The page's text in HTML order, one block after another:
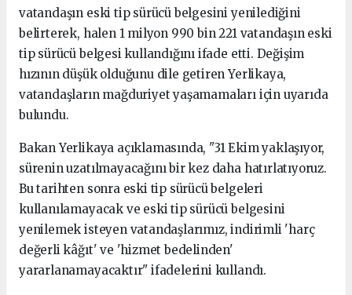
vatandaşın eski tip sürücü belgesini yenilediğini
belirterek, halen 1 milyon 990 bin 221 vatandaşın eski
tip sürücü belgesi kullandığını ifade etti. Değişim
hızının düşük olduğunu dile getiren Yerlikaya,
vatandaşların mağduriyet yaşamamaları için uyarıda
bulundu.
Bakan Yerlikaya açıklamasında, "31 Ekim yaklaşıyor,
sürenin uzatılmayacağını bir kez daha hatırlatıyoruz.
Bu tarihten sonra eski tip sürücü belgeleri
kullanılamayacak ve eski tip sürücü belgesini
yenilemek isteyen vatandaşlarımız, indirimli 'harç
değerli kâğıt' ve 'hizmet bedelinden'
yararlanamayacaktır" ifadelerini kullandı.